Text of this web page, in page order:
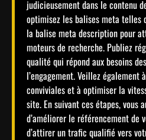
judicieusement dans le contenu
optimisez les balises meta
la balise meta description pour
moteurs de recherche. Publiez
qualité qui répond aux besoins
l’engagement. Veillez également
conviviales et à optimiser la
site. En suivant ces étapes, vous
d’améliorer le référencement de
d’attirer un trafic qualifié vers